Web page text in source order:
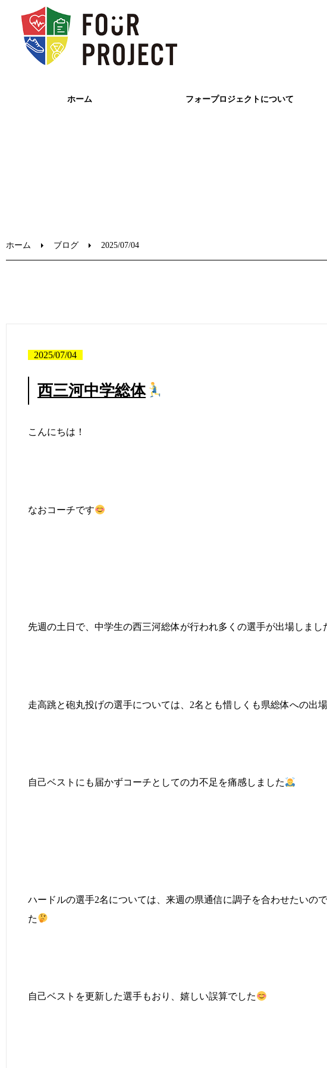
ホーム フォープロジェクトについて
ホーム ブログ 2025/07/04
2025/07/04
西三河中学総体
こんにちは！
なおコーチです
先週の土日で、中学生の西三河総体が行われ多くの選手が出場しまし
走高跳と砲丸投げの選手については、2名とも惜しくも県総体への出
自己ベストにも届かずコーチとしての力不足を痛感しました
ハードルの選手2名については、来週の県通信に調子を合わせたいの
た
自己ベストを更新した選手もおり、嬉しい誤算でした